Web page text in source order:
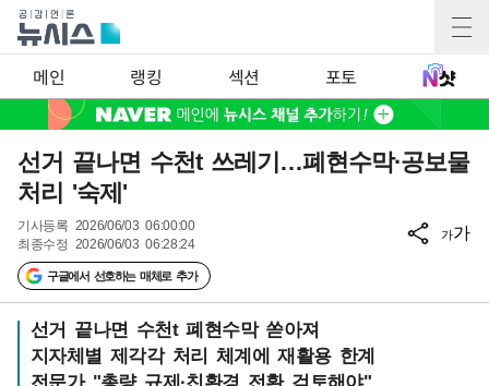
메인 랭킹 섹션 포토
선거 끝나면 수천t 쓰레기…폐현수막·공보물
처리 '숙제'
기사등록 2026/06/03 06:00:00
최종수정 2026/06/03 06:28:24
구글에서 선호하는 매체로 추가
가가
선거 끝나면 수천t 폐현수막 쏟아져
지자체별 제각각 처리 체계에 재활용 한계